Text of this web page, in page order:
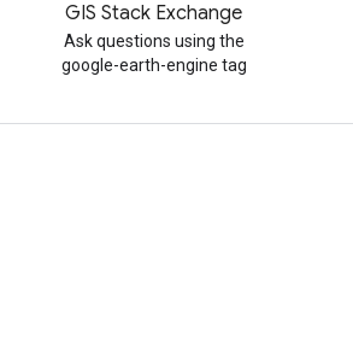
GIS Stack Exchange
Ask questions using the
google-earth-engine tag